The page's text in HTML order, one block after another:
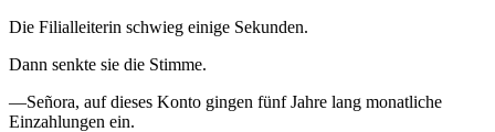
Die Filialleiterin schwieg einige Sekunden.
Dann senkte sie die Stimme.
—Señora, auf dieses Konto gingen fünf Jahre lang monatliche
Einzahlungen ein.